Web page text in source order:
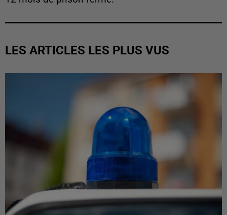
LES ARTICLES LES PLUS VUS